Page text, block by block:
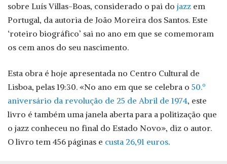
sobre Luís Villas-Boas, considerado o pai dojazz em
Portugal, da autoria de João Moreira dos Santos. Este
‘roteiro biográfico’ sai no ano em que se comemoram
os cem anos do seu nascimento.
Esta obra é hoje apresentada no Centro Cultural de
Lisboa, pelas 19:30. «No ano em que se celebra o 50.º
aniversário da revolução de 25 de Abril de 1974, este
livro é também uma janela aberta para a politização que
o jazz conheceu no final do Estado Novo», diz o autor.
O livro tem 456 páginas e custa 26,91 euros.